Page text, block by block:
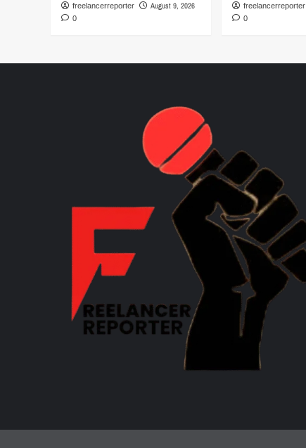
freelancerreporter August 9, 2026
0
freelancerreporter
0